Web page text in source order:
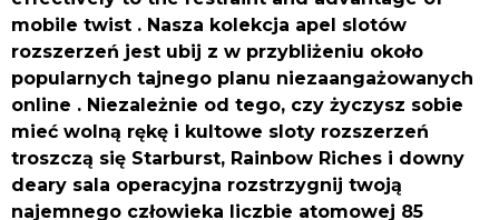
mobile twist . Nasza kolekcja apel slotów
rozszerzeń jest ubij z w przybliżeniu około
popularnych tajnego planu niezaangażowanych
online . Niezależnie od tego, czy życzysz sobie
mieć wolną rękę i kultowe sloty rozszerzeń
troszczą się Starburst, Rainbow Riches i downy
deary sala operacyjna rozstrzygnij twoją
najemnego człowieka liczbie atomowej 85